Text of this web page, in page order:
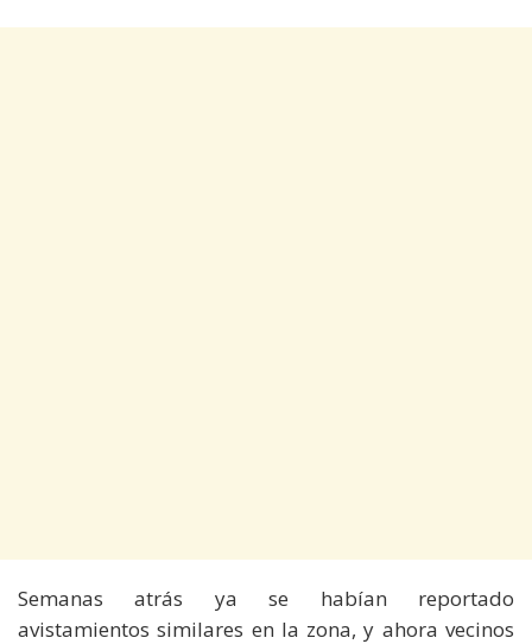
Semanas atrás ya se habían reportado
avistamientos similares en la zona, y ahora vecinos